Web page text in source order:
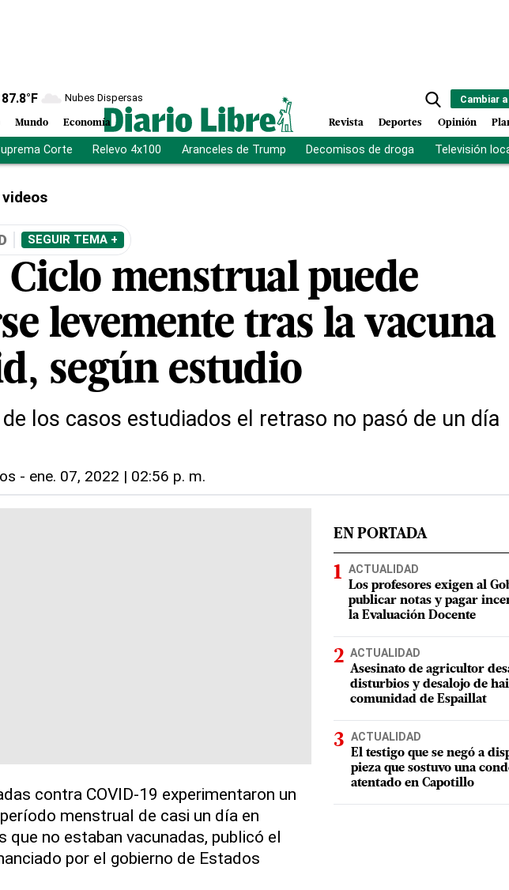
87.8°F Nubes Dispersas
Mundo Economía
Cambiar
Revista Deportes Opinión
Corte Relevo 4x100 Aranceles de Trump Decomisos de droga Televisión
videos
SEGUIR TEMA +
Ciclo menstrual puede
levemente tras la vacuna
según estudio
los casos estudiados el retraso no pasó de un día
- ene. 07, 2022 | 02:56 p. m.
contra COVID-19 experimentaron un
menstrual de casi un día en
que no estaban vacunadas, publicó el
por el gobierno de Estados
EN PORTADA
ACTUALIDAD
Los profesores exigen al
publicar notas y pagar
la Evaluación Docente
ACTUALIDAD
Asesinato de agricultor
disturbios y desalojo de
comunidad de Espaillat
ACTUALIDAD
El testigo que se negó a
pieza que sostuvo una
atentado en Capotillo